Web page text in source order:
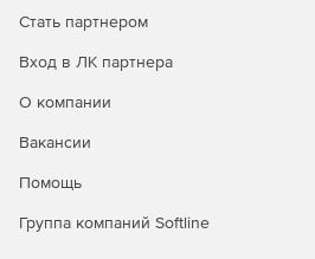
Стать партнером
Вход в ЛК партнера
О компании
Вакансии
Помощь
Группа компаний Softline